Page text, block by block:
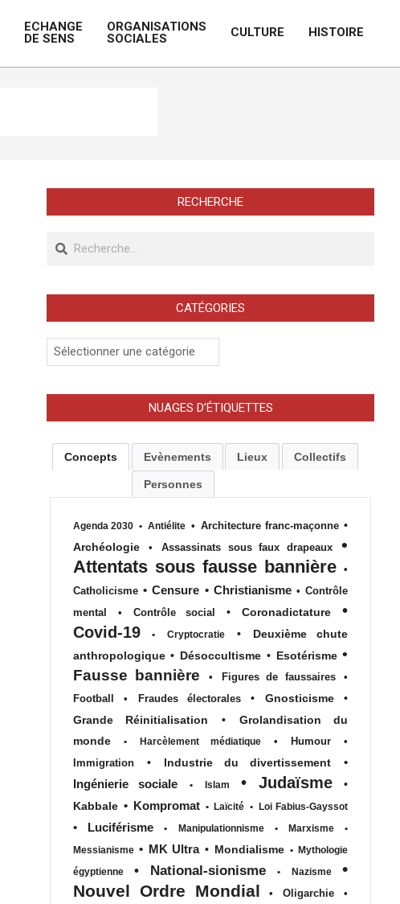
ECHANGE
DE SENS
ORGANISATIONS
SOCIALES
CULTURE HISTOIRE
RECHERCHE
Recherche
CATÉGORIES
Catégories
NUAGES D’ÉTIQUETTES
Concepts Evènements Lieux Collectifs
Personnes
Agenda 2030 • Antiélite • Architecture franc-maçonne •
Archéologie
• Assassinats sous faux drapeaux
•
Attentats sous fausse bannière
•
Catholicisme • Censure • Christianisme • Contrôle
mental
• Contrôle social • Coronadictature
•
Covid-19
• Cryptocratie •
Deuxième chute
anthropologique • Désoccultisme • Esotérisme •
Fausse bannière
• Figures de faussaires
•
Football
• Fraudes électorales • Gnosticisme
•
Grande Réinitialisation
•
Grolandisation du
monde
• Harcèlement médiatique • Humour
•
Immigration
• Industrie du divertissement
•
Ingénierie sociale
• Islam • Judaïsme
•
Kabbale • Kompromat • Laïcité • Loi Fabius-Gayssot
• Luciférisme • Manipulationnisme • Marxisme
•
Messianisme • MK Ultra • Mondialisme • Mythologie
égyptienne
• National-sionisme • Nazisme
•
Nouvel Ordre Mondial
• Oligarchie
•